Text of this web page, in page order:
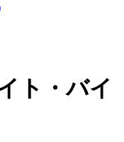
ト・バイ